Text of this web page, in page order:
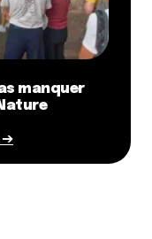
manquer
➔